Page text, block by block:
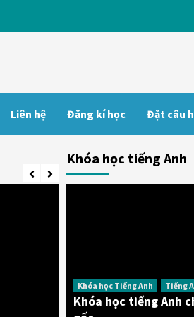
Liên hệ Đăng kí học Đặt câu
Khóa học tiếng Anh
Khóa học Tiếng Anh Tiếng
Khóa học tiếng Anh